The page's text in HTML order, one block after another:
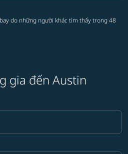
do những người khác tìm thấy trong 48
gia đến Austin